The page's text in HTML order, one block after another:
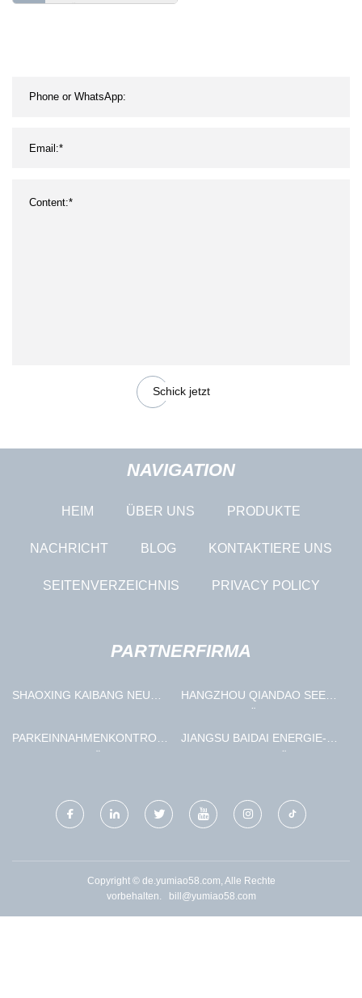
Parfüm- und Kosmetik-
Schick jetzt
NAVIGATION
HEIM ÜBER UNS PRODUKTE
NACHRICHT BLOG KONTAKTIERE UNS
SEITENVERZEICHNIS PRIVACY POLICY
PARTNERFIRMA
SHAOXING KAIBANG NEU
CO., GMBH
HANGZHOU QIANDAO SEE
HANDEL GMBH
PARKEINNAHMENKONTROLLSYSTEME,
DER STRASSE - W
IICONTROL
JIANGSU BAIDAI ENERGIE-
Copyright © de.yumiao58.com, Alle Rechte
vorbehalten.
bill@yumiao58.com